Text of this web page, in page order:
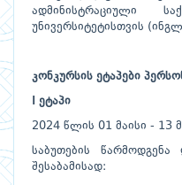
ადმინისტრაციული
უნივერსიტეტისთვის
კონკურსის ეტაპები
I ეტაპი
2024 წლის 01 მაისი - 13
საბუთების
შესაბამისად: